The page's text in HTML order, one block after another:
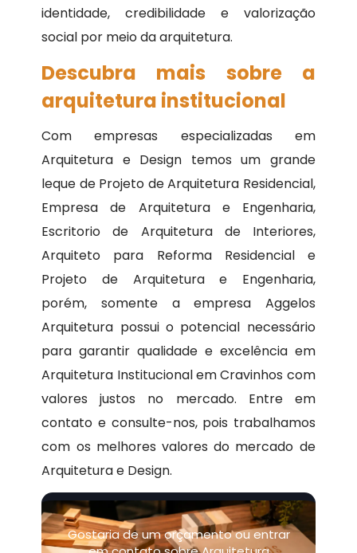
identidade, credibilidade e valorização
social por meio da arquitetura.
Descubra mais sobre a
arquitetura institucional
Com empresas especializadas em
Arquitetura e Design temos um grande
leque de Projeto de Arquitetura Residencial,
Empresa de Arquitetura e Engenharia,
Escritorio de Arquitetura de Interiores,
Arquiteto para Reforma Residencial e
Projeto de Arquitetura e Engenharia,
porém, somente a empresa Aggelos
Arquitetura possui o potencial necessário
para garantir qualidade e excelência em
Arquitetura Institucional em Cravinhos com
valores justos no mercado. Entre em
contato e consulte-nos, pois trabalhamos
com os melhores valores do mercado de
Arquitetura e Design.
Gostaria de um orçamento ou entrar